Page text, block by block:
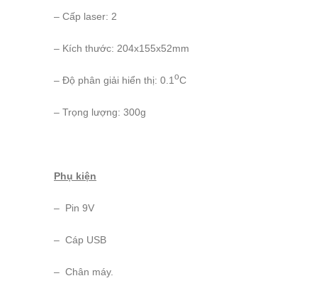
– Cấp laser: 2
– Kích thước: 204x155x52mm
– Độ phân giải hiển thị: 0.1oC
– Trọng lượng: 300g
Phụ kiện
– Pin 9V
– Cáp USB
– Chân máy.